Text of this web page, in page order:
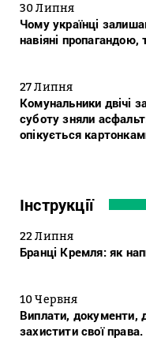
30 Липня
Чому українці
навіяні пропагандою,
27 Липня
Комунальники двічі
суботу зняли
опікується
Інструкції
22 Липня
Бранці Кремля: як
10 Червня
Виплати, документи,
захистити свої